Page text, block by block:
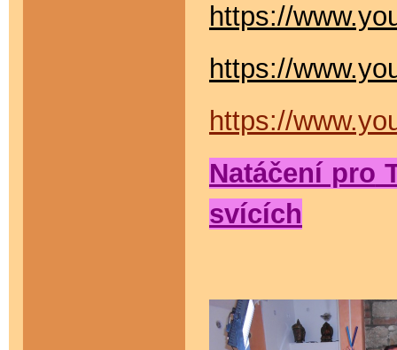
https://
https://
https://
Natáčení pro
svících